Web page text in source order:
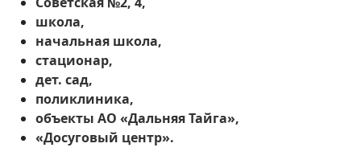
школа,
начальная школа,
стационар,
дет. сад,
поликлиника,
объекты АО «Дальняя Тайга»,
«Досуговый центр».